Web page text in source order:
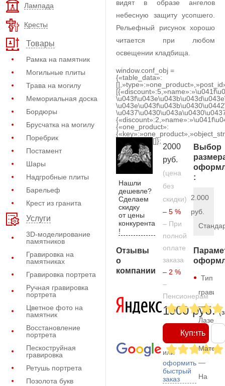
Лампада
Кресты
Товары
Рамка на памятник
Могильные плиты
Трава на могилу
Мемориальная доска
Бордюры
Брусчатка на могилу
Поребрик
Постамент
Шары
Надгробные плиты
Барельеф
Крест из гранита
Услуги
3D-моделирование
памятников
Гравировка на
памятниках
Гравировка портрета
Ручная гравировка
портрета
Цветное фото на
памятник
Восстановление
портрета
Пескоструйная
гравировка
Ретушь портрета
Позолота букв
видят в образе ангелов
небесную защиту усопшего.
Рельефный рисунок хорошо
читается при любом
освещении кладбища.
window.conf_obj =
{«table_data»:
{«one_product»:
[]};
Нашли
дешевле?
Сделаем
скидку
от цены
конкурента
!
Отзывы
о
компании
2000
руб.
(цена
без
скидки)
– 5 %
– При
полной
оплате
заказа
– 2 %
–
Пенсионерам
1900 руб.
Купить
или
оформить
быстрый
заказ
Выбор
:
2.000
руб.
Тип
—
—
На